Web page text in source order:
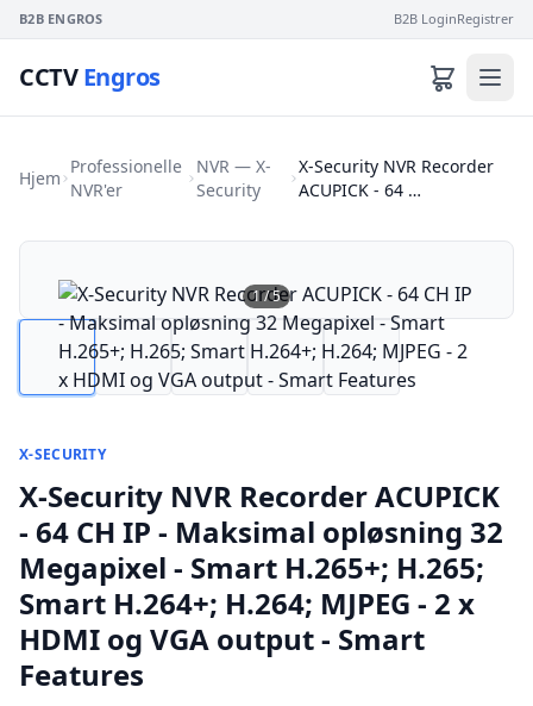
B2B ENGROS B2B LoginRegistrer
CCTVEngros
Hjem
Professionelle
NVR'er
NVR — X-
Security
X-Security NVR Recorder
ACUPICK - 64 …
1/5
X-SECURITY
X-Security NVR Recorder ACUPICK
- 64 CH IP - Maksimal opløsning 32
Megapixel - Smart H.265+; H.265;
Smart H.264+; H.264; MJPEG - 2 x
HDMI og VGA output - Smart
Features